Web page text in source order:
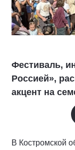
Фестиваль,
Россией»,
акцент на
В Костромской